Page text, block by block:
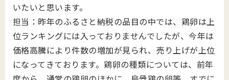
いたいと思います。
担当：昨年のふるさと納税の品目の中では、鶏卵は上
位ランキングには入っておりませんでしたが、今年は
価格高騰により件数の増加が見られ、売り上げが上位
になってきております。鶏卵の種類については、前年